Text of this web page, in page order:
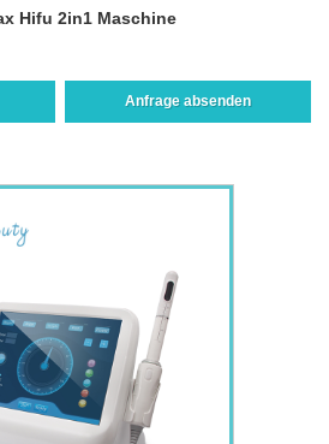
Hifu 2in1 Maschine
Anfrage absenden